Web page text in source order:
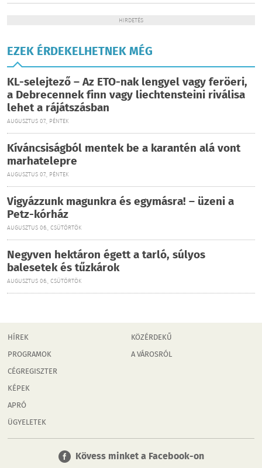
HIRDETÉS
EZEK ÉRDEKELHETNEK MÉG
KL-selejtező – Az ETO-nak lengyel vagy feröeri,
a Debrecennek finn vagy liechtensteini riválisa
lehet a rájátszásban
AUGUSZTUS 07., PÉNTEK
Kíváncsiságból mentek be a karantén alá vont
marhatelepre
AUGUSZTUS 07., PÉNTEK
Vigyázzunk magunkra és egymásra! – üzeni a
Petz-kórház
AUGUSZTUS 06., CSÜTÖRTÖK
Negyven hektáron égett a tarló, súlyos
balesetek és tűzkárok
AUGUSZTUS 06., CSÜTÖRTÖK
HÍREK
PROGRAMOK
CÉGREGISZTER
KÉPEK
APRÓ
ÜGYELETEK
KÖZÉRDEKŰ
A VÁROSRÓL
Kövess minket a Facebook-on